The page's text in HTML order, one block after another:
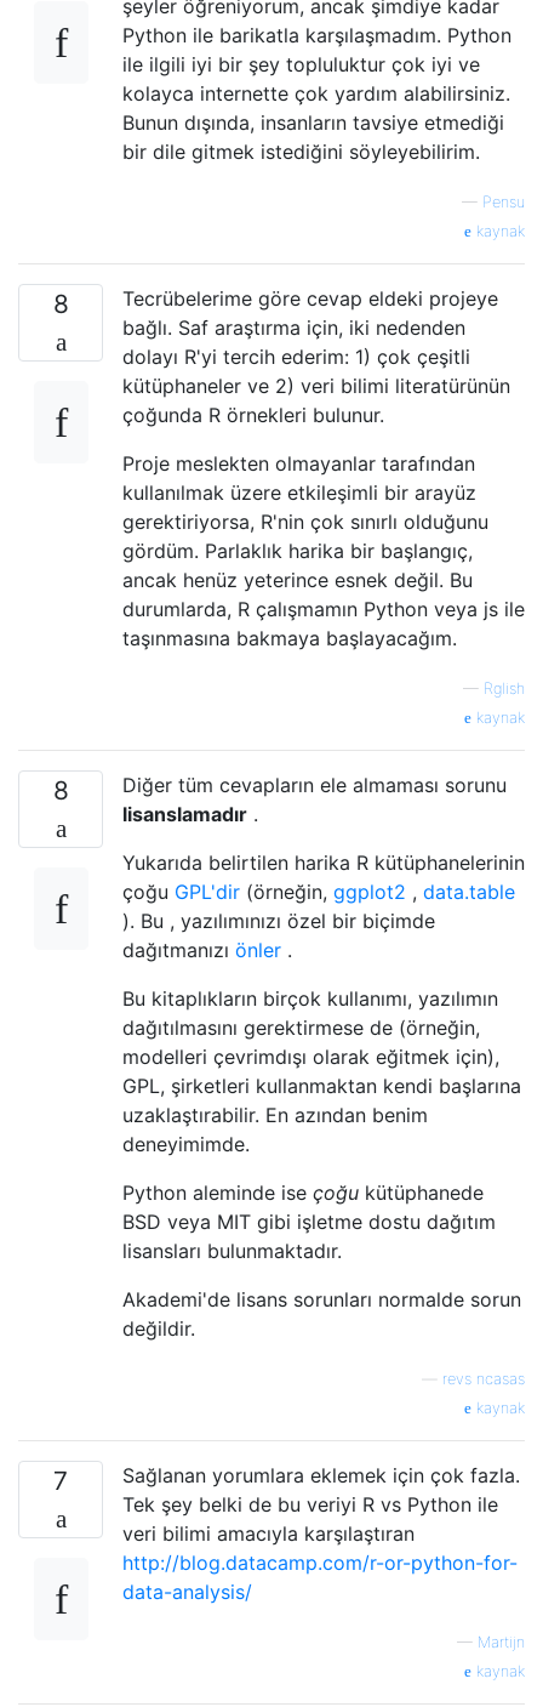
şeyler öğreniyorum, ancak şimdiye kadar
Python ile barikatla karşılaşmadım. Python
ile ilgili iyi bir şey topluluktur çok iyi ve
kolayca internette çok yardım alabilirsiniz.
Bunun dışında, insanların tavsiye etmediği
bir dile gitmek istediğini söyleyebilirim.
— Pensu
kaynak
8
Tecrübelerime göre cevap eldeki projeye
bağlı. Saf araştırma için, iki nedenden
dolayı R'yi tercih ederim: 1) çok çeşitli
kütüphaneler ve 2) veri bilimi literatürünün
çoğunda R örnekleri bulunur.
Proje meslekten olmayanlar tarafından
kullanılmak üzere etkileşimli bir arayüz
gerektiriyorsa, R'nin çok sınırlı olduğunu
gördüm. Parlaklık harika bir başlangıç,
ancak henüz yeterince esnek değil. Bu
durumlarda, R çalışmamın Python veya js ile
taşınmasına bakmaya başlayacağım.
— Rglish
kaynak
8
Diğer tüm cevapların ele almaması sorunu
lisanslamadır .
Yukarıda belirtilen harika R kütüphanelerinin
çoğu GPL'dir (örneğin, ggplot2 , data.table
). Bu , yazılımınızı özel bir biçimde
dağıtmanızı önler .
Bu kitaplıkların birçok kullanımı, yazılımın
dağıtılmasını gerektirmese de (örneğin,
modelleri çevrimdışı olarak eğitmek için),
GPL, şirketleri kullanmaktan kendi başlarına
uzaklaştırabilir. En azından benim
deneyimimde.
Python aleminde ise çoğu kütüphanede
BSD veya MIT gibi işletme dostu dağıtım
lisansları bulunmaktadır.
Akademi'de lisans sorunları normalde sorun
değildir.
revs ncasas
kaynak
7
Sağlanan yorumlara eklemek için çok fazla.
Tek şey belki de bu veriyi R vs Python ile
veri bilimi amacıyla karşılaştıran
http://blog.datacamp.com/r-or-python-for-
data-analysis/
— Martijn
kaynak